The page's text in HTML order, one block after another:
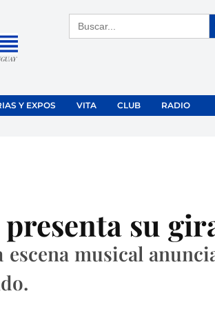
Buscar:
Y EXPOS VITA CLUB RADIO
su
musical